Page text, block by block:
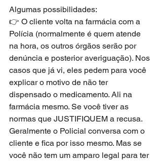
Algumas possibilidades:
👉 O cliente volta na farmácia com a
Polícia (normalmente é quem atende
na hora, os outros órgãos serão por
denúncia e posterior averiguação). Nos
casos que já vi, eles pedem para você
explicar o motivo de não ter
dispensado o medicamento. Ali na
farmácia mesmo. Se você tiver as
normas que JUSTIFIQUEM a recusa.
Geralmente o Policial conversa com o
cliente e fica por isso mesmo. Mas se
você não tem um amparo legal para ter